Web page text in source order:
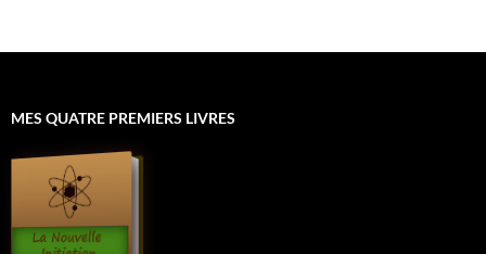
MES QUATRE PREMIERS LIVRES